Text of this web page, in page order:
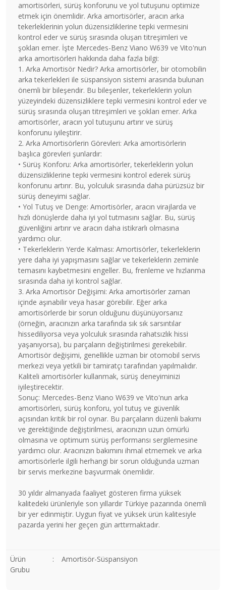
amortisörleri, sürüş konforunu ve yol tutuşunu optimize
etmek için önemlidir. Arka amortisörler, aracın arka
tekerleklerinin yolun düzensizliklerine tepki vermesini
kontrol eder ve sürüş sırasında oluşan titreşimleri ve
şokları emer. İşte Mercedes-Benz Viano W639 ve Vito'nun
arka amortisörleri hakkında daha fazla bilgi:
1. Arka Amortisör Nedir? Arka amortisörler, bir otomobilin
arka tekerlekleri ile süspansiyon sistemi arasında bulunan
önemli bir bileşendir. Bu bileşenler, tekerleklerin yolun
yüzeyindeki düzensizliklere tepki vermesini kontrol eder ve
sürüş sırasında oluşan titreşimleri ve şokları emer. Arka
amortisörler, aracın yol tutuşunu artırır ve sürüş
konforunu iyileştirir.
2. Arka Amortisörlerin Görevleri: Arka amortisörlerin
başlıca görevleri şunlardır:
• Sürüş Konforu: Arka amortisörler, tekerleklerin yolun
düzensizliklerine tepki vermesini kontrol ederek sürüş
konforunu artırır. Bu, yolculuk sırasında daha pürüzsüz bir
sürüş deneyimi sağlar.
• Yol Tutuş ve Denge: Amortisörler, aracın virajlarda ve
hızlı dönüşlerde daha iyi yol tutmasını sağlar. Bu, sürüş
güvenliğini artırır ve aracın daha istikrarlı olmasına
yardımcı olur.
• Tekerleklerin Yerde Kalması: Amortisörler, tekerleklerin
yere daha iyi yapışmasını sağlar ve tekerleklerin zeminle
temasını kaybetmesini engeller. Bu, frenleme ve hızlanma
sırasında daha iyi kontrol sağlar.
3. Arka Amortisör Değişimi: Arka amortisörler zaman
içinde aşınabilir veya hasar görebilir. Eğer arka
amortisörlerde bir sorun olduğunu düşünüyorsanız
(örneğin, aracınızın arka tarafında sık sık sarsıntılar
hissediliyorsa veya yolculuk sırasında rahatsızlık hissi
yaşanıyorsa), bu parçaların değiştirilmesi gerekebilir.
Amortisör değişimi, genellikle uzman bir otomobil servis
merkezi veya yetkili bir tamiratçı tarafından yapılmalıdır.
Kaliteli amortisörler kullanmak, sürüş deneyiminizi
iyileştirecektir.
Sonuç: Mercedes-Benz Viano W639 ve Vito'nun arka
amortisörleri, sürüş konforu, yol tutuş ve güvenlik
açısından kritik bir rol oynar. Bu parçaların düzenli bakımı
ve gerektiğinde değiştirilmesi, aracınızın uzun ömürlü
olmasına ve optimum sürüş performansı sergilemesine
yardımcı olur. Aracınızın bakımını ihmal etmemek ve arka
amortisörlerle ilgili herhangi bir sorun olduğunda uzman
bir servis merkezine başvurmak önemlidir.
30 yıldır almanyada faaliyet gösteren firma yüksek
kalitedeki ürünleriyle son yıllardır Türkiye pazarında önemli
bir yer edinmiştir. Uygun fiyat ve yüksek ürün kalitesiyle
pazarda yerini her geçen gün arttırmaktadır.
Ürün
Grubu
: Amortisör-Süspansiyon